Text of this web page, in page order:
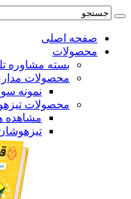
صفحه اصلی
محصولات
بسته مشاوره
محصولات
نمونه
محصولات
مشاهده